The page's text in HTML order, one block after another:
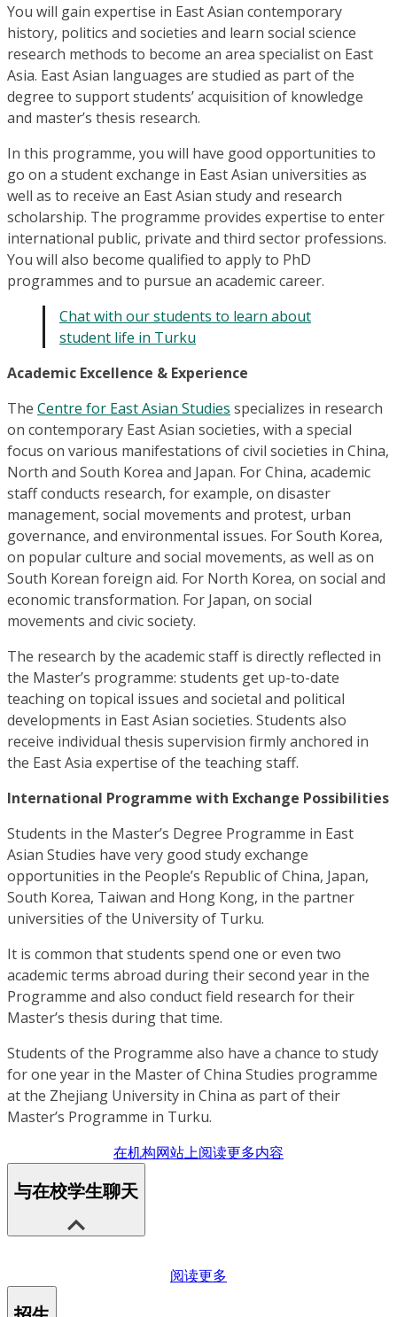
You will gain expertise in East Asian contemporary
history, politics and societies and learn social science
research methods to become an area specialist on East
Asia. East Asian languages are studied as part of the
degree to support students’ acquisition of knowledge
and master’s thesis research.
In this programme, you will have good opportunities to
go on a student exchange in East Asian universities as
well as to receive an East Asian study and research
scholarship. The programme provides expertise to enter
international public, private and third sector professions.
You will also become qualified to apply to PhD
programmes and to pursue an academic career.
Chat with our students to learn about
student life in Turku
Academic Excellence & Experience
The Centre for East Asian Studies specializes in research
on contemporary East Asian societies, with a special
focus on various manifestations of civil societies in China,
North and South Korea and Japan. For China, academic
staff conducts research, for example, on disaster
management, social movements and protest, urban
governance, and environmental issues. For South Korea,
on popular culture and social movements, as well as on
South Korean foreign aid. For North Korea, on social and
economic transformation. For Japan, on social
movements and civic society.
The research by the academic staff is directly reflected in
the Master’s programme: students get up-to-date
teaching on topical issues and societal and political
developments in East Asian societies. Students also
receive individual thesis supervision firmly anchored in
the East Asia expertise of the teaching staff.
International Programme with Exchange Possibilities
Students in the Master’s Degree Programme in East
Asian Studies have very good study exchange
opportunities in the People’s Republic of China, Japan,
South Korea, Taiwan and Hong Kong, in the partner
universities of the University of Turku.
It is common that students spend one or even two
academic terms abroad during their second year in the
Programme and also conduct field research for their
Master’s thesis during that time.
Students of the Programme also have a chance to study
for one year in the Master of China Studies programme
at the Zhejiang University in China as part of their
Master’s Programme in Turku.
在机构网站上阅读更多内容
与在校学生聊天
阅读更多